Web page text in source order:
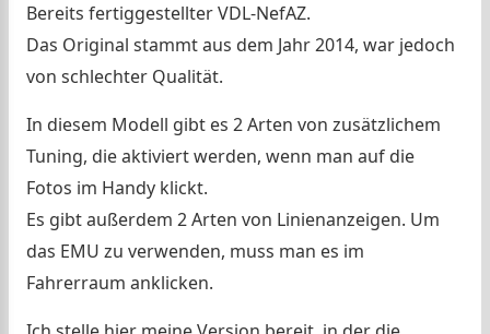
Bereits fertiggestellter VDL-NefAZ.
Das Original stammt aus dem Jahr 2014, war jedoch
von schlechter Qualität.
In diesem Modell gibt es 2 Arten von zusätzlichem
Tuning, die aktiviert werden, wenn man auf die
Fotos im Handy klickt.
Es gibt außerdem 2 Arten von Linienanzeigen. Um
das EMU zu verwenden, muss man es im
Fahrerraum anklicken.